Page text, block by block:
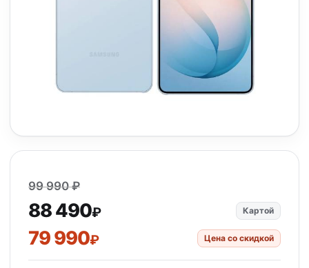
99 990 ₽
88 490₽ Картой
79 990₽ Цена со скидкой